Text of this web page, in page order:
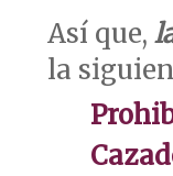
Así que,
la